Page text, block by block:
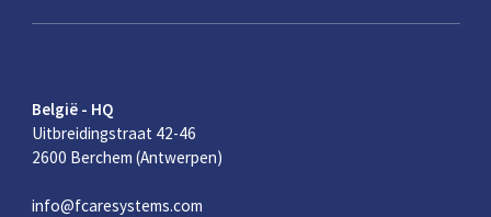
België - HQ
Uitbreidingstraat 42-46
2600 Berchem (Antwerpen)
info@fcaresystems.com